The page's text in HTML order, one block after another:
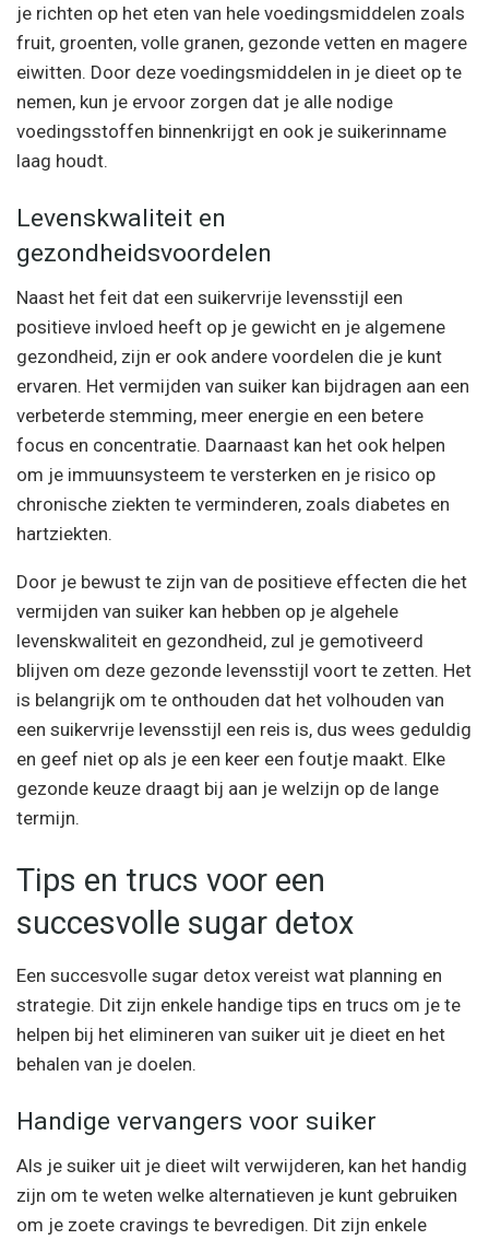
je richten op het eten van hele voedingsmiddelen zoals
fruit, groenten, volle granen, gezonde vetten en magere
eiwitten. Door deze voedingsmiddelen in je dieet op te
nemen, kun je ervoor zorgen dat je alle nodige
voedingsstoffen binnenkrijgt en ook je suikerinname
laag houdt.
Levenskwaliteit en
gezondheidsvoordelen
Naast het feit dat een suikervrije levensstijl een
positieve invloed heeft op je gewicht en je algemene
gezondheid, zijn er ook andere voordelen die je kunt
ervaren. Het vermijden van suiker kan bijdragen aan een
verbeterde stemming, meer energie en een betere
focus en concentratie. Daarnaast kan het ook helpen
om je immuunsysteem te versterken en je risico op
chronische ziekten te verminderen, zoals diabetes en
hartziekten.
Door je bewust te zijn van de positieve effecten die het
vermijden van suiker kan hebben op je algehele
levenskwaliteit en gezondheid, zul je gemotiveerd
blijven om deze gezonde levensstijl voort te zetten. Het
is belangrijk om te onthouden dat het volhouden van
een suikervrije levensstijl een reis is, dus wees geduldig
en geef niet op als je een keer een foutje maakt. Elke
gezonde keuze draagt bij aan je welzijn op de lange
termijn.
Tips en trucs voor een
succesvolle sugar detox
Een succesvolle sugar detox vereist wat planning en
strategie. Dit zijn enkele handige tips en trucs om je te
helpen bij het elimineren van suiker uit je dieet en het
behalen van je doelen.
Handige vervangers voor suiker
Als je suiker uit je dieet wilt verwijderen, kan het handig
zijn om te weten welke alternatieven je kunt gebruiken
om je zoete cravings te bevredigen. Dit zijn enkele